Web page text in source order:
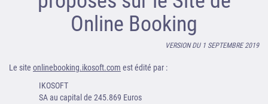
Online Booking
VERSION DU 1 SEPTEMBRE 2019
Le site onlinebooking.ikosoft.com est édité par :
IKOSOFT
SA au capital de 245.869 Euros